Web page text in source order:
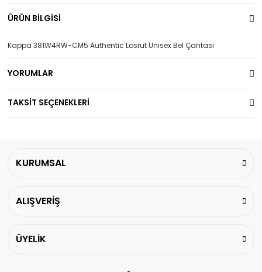
ÜRÜN BİLGİSİ
Kappa 381W4RW-CM5 Authentic Losrut Unisex Bel Çantası
YORUMLAR
TAKSİT SEÇENEKLERİ
KURUMSAL
ALIŞVERİŞ
ÜYELİK